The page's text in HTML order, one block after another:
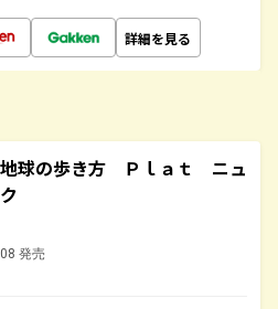
詳細を見る
球の歩き方 Ｐｌａｔ ニュ
発売